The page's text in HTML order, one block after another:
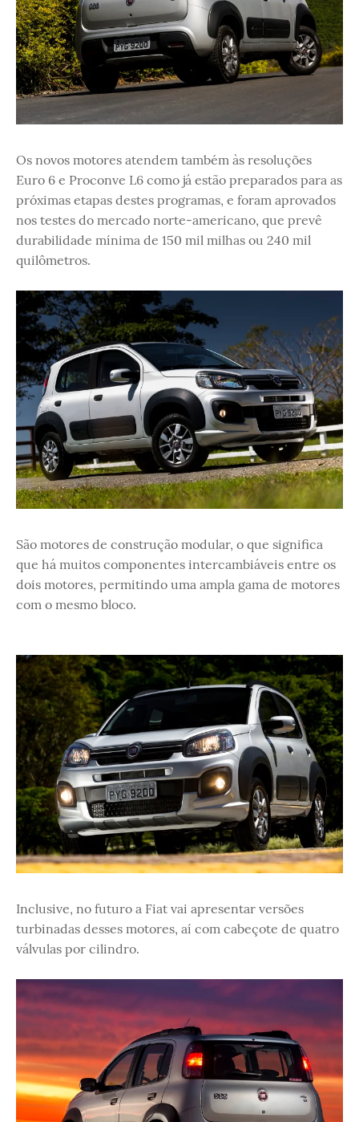
Os novos motores atendem também às resoluções
Euro 6 e Proconve L6 como já estão preparados para as
próximas etapas destes programas, e foram aprovados
nos testes do mercado norte-americano, que prevê
durabilidade mínima de 150 mil milhas ou 240 mil
quilômetros.
São motores de construção modular, o que significa
que há muitos componentes intercambiáveis entre os
dois motores, permitindo uma ampla gama de motores
com o mesmo bloco.
Inclusive, no futuro a Fiat vai apresentar versões
turbinadas desses motores, aí com cabeçote de quatro
válvulas por cilindro.